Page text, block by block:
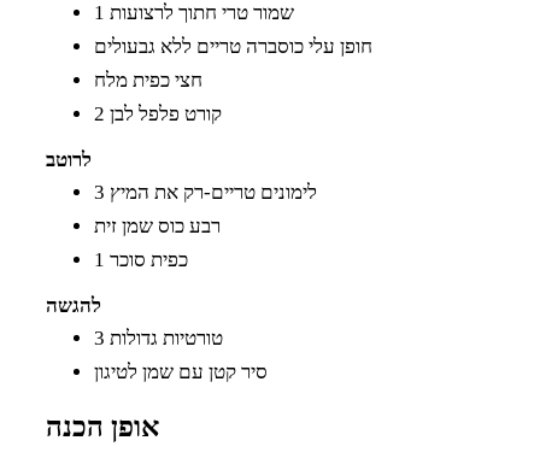
1 שמור טרי חתוך לרצועות
חופן עלי כוסברה טריים ללא גבעולים
חצי כפית מלח
2 קורט פלפל לבן
לרוטב
3 לימונים טריים-רק את המיץ
רבע כוס שמן זית
1 כפית סוכר
להגשה
3 טורטיות גדולות
סיר קטן עם שמן לטיגון
אופן הכנה